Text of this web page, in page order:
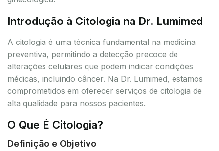
Introdução à Citologia na Dr. Lumimed
A citologia é uma técnica fundamental na medicina
preventiva, permitindo a detecção precoce de
alterações celulares que podem indicar condições
médicas, incluindo câncer. Na Dr. Lumimed, estamos
comprometidos em oferecer serviços de citologia de
alta qualidade para nossos pacientes.
O Que É Citologia?
Definição e Objetivo